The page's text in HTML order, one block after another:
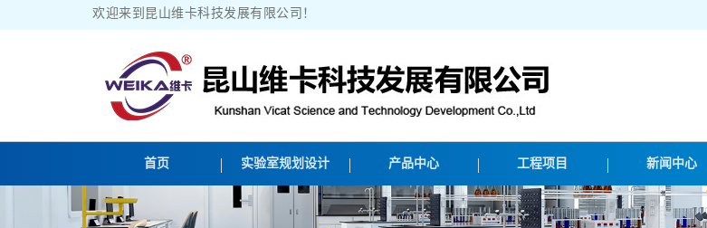
欢迎来到昆山维卡科技发展有限公司！
首页 实验室规划设计 产品中心 工程项目 新闻中心